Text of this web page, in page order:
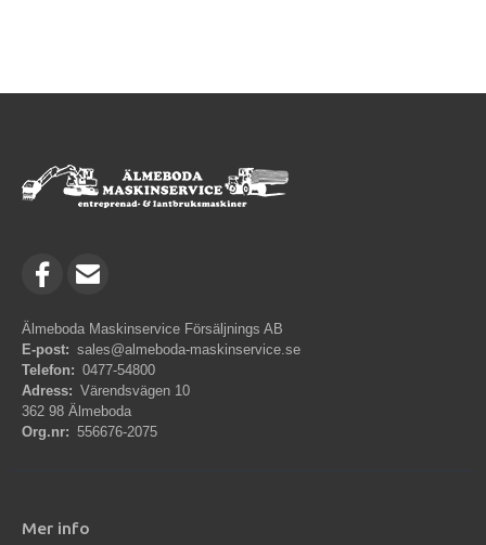
Älmeboda Maskinservice Försäljnings AB
E-post: sales@almeboda-maskinservice.se
Telefon: 0477-54800
Adress: Värendsvägen 10
362 98 Älmeboda
Org.nr: 556676-2075
Mer info